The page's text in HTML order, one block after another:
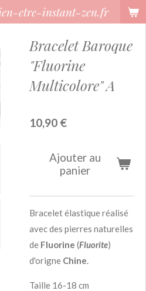
etre-instant-zen.fr
Bracelet Baroque
"Fluorine
Multicolore" A
10,90 €
Ajouter au
panier
Bracelet élastique réalisé
avec des pierres naturelles
de Fluorine (Fluorite)
d'origne Chine.
Taille 16-18 cm